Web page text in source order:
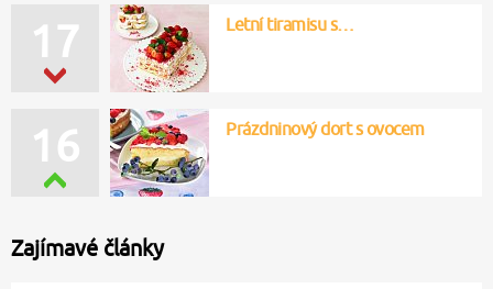
17 Letní tiramisu s…
16 Prázdninový dort s ovocem
Zajímavé články